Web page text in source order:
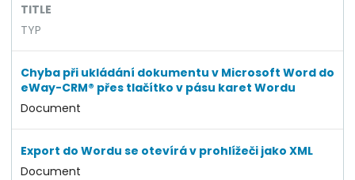
TITLE
TYP
Chyba při ukládání dokumentu v Microsoft Word do
eWay-CRM® přes tlačítko v pásu karet Wordu
Document
Export do Wordu se otevírá v prohlížeči jako XML
Document